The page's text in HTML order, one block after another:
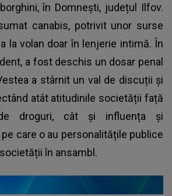
în Domnești, județul Ilfov.
canabis, potrivit unor surse
la volan doar în lenjerie intimă. În
a fost deschis un dosar penal
a stârnit un val de discuții și
atât atitudinile societății față
droguri, cât și influența și
care o au personalitățile publice
în ansambl.